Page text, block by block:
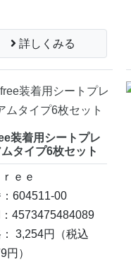
詳しくみる
装着用シートプレ
ムタイプ6枚セット
ｅｅ
604511-00
4573475484089
3,254円
（税込
円）